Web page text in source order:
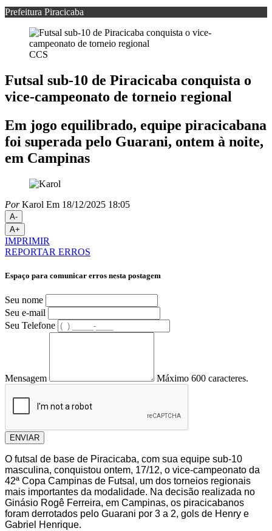
Prefeitura Piracicaba
CCS
Futsal sub-10 de Piracicaba conquista o
vice-campeonato de torneio regional
Em jogo equilibrado, equipe piracicabana
foi superada pelo Guarani, ontem à noite,
em Campinas
PorKarol Em 18/12/2025 18:05
A-
A+
IMPRIMIR
REPORTAR ERROS
Espaço para comunicar erros nesta postagem
Seu nome
Seu e-mail
Seu Telefone
Mensagem Máximo 600 caracteres.
ENVIAR
O futsal de base de Piracicaba, com sua equipe sub-10
masculina, conquistou ontem, 17/12, o vice-campeonato da
42ª Copa Campinas de Futsal, um dos torneios regionais
mais importantes da modalidade. Na decisão realizada no
Ginásio Rogê Ferreira, em Campinas, os piracicabanos
foram derrotados pelo Guarani por 3 a 2, gols de Henry e
Gabriel Henrique.